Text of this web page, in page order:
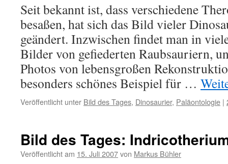
Seit bekannt ist, dass verschiedene
besaßen, hat sich das Bild vieler
geändert. Inzwischen findet man in
Bilder von gefiederten Raubsauriern,
Photos von lebensgroßen
besonders schönes Beispiel für …
Veröffentlicht unter Bild des Tages, Dinosaurier, Paläontologie |
Bild des Tages:
Veröffentlicht am 15. Juli 2007von Markus Bühler